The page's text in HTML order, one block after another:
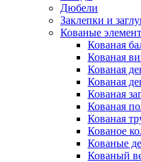
Дюбели
Заклепки и
Кованые
Кованая
Кованая
Кованая
Кованая
Кованая
Кованая
Кованая
Кованое
Кованые
Кованый